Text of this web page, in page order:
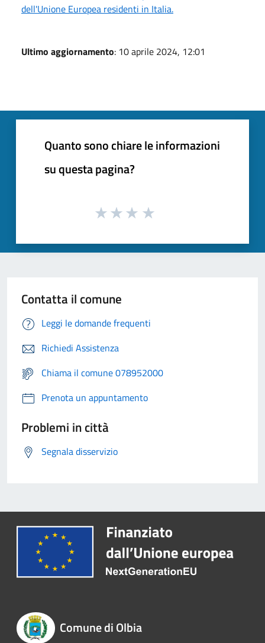
dell'Unione Europea residenti in Italia.
Ultimo aggiornamento: 10 aprile 2024, 12:01
Quanto sono chiare le informazioni
su questa pagina?
Contatta il comune
Leggi le domande frequenti
Richiedi Assistenza
Chiama il comune 078952000
Prenota un appuntamento
Problemi in città
Segnala disservizio
Comune di Olbia